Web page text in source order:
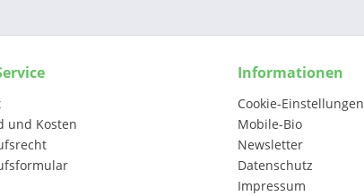
und Kosten
Informationen
Cookie-Einstellungen
Mobile-Bio
Newsletter
Datenschutz
Impressum